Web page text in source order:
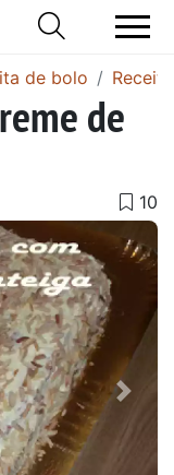
de bolo
de
Next